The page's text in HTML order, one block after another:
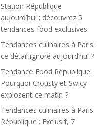
Station République
aujourd’hui : découvrez 5
tendances food exclusives
Tendances culinaires à Paris :
ce détail ignoré aujourd’hui ?
Tendance Food République:
Pourquoi Crousty et Swicy
explosent ce matin ?
Tendances culinaires à Paris
République : Exclusif, 7